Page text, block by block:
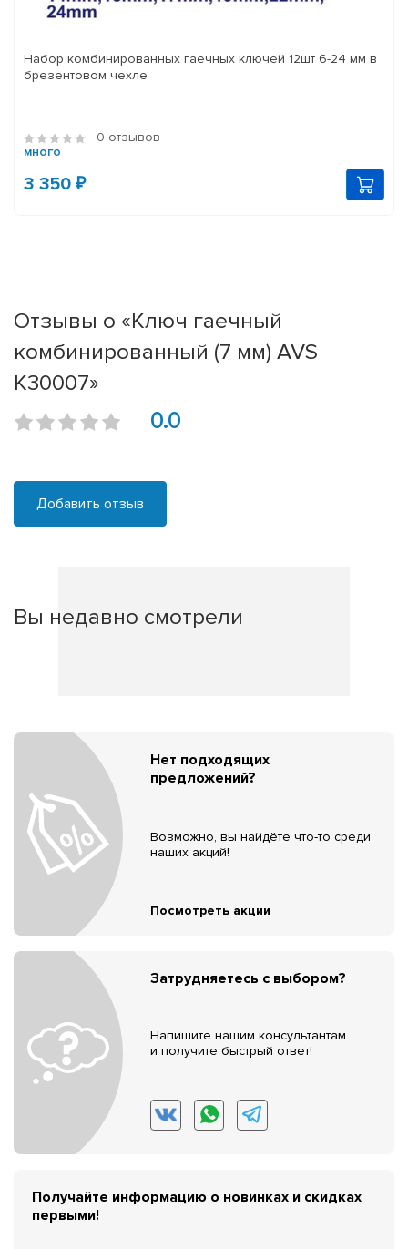
Набор комбинированных гаечных ключей 12шт 6-24 мм в
брезентовом чехле
0 отзывов
много
3 350 ₽
Отзывы о «Ключ гаечный
комбинированный (7 мм) AVS
K30007»
0.0
Добавить отзыв
Вы недавно смотрели
Нет подходящих
предложений?
Возможно, вы найдёте что-то среди
наших акций!
Посмотреть акции
Затрудняетесь с выбором?
Напишите нашим консультантам
и получите быстрый ответ!
Получайте информацию о новинках и скидках
первыми!